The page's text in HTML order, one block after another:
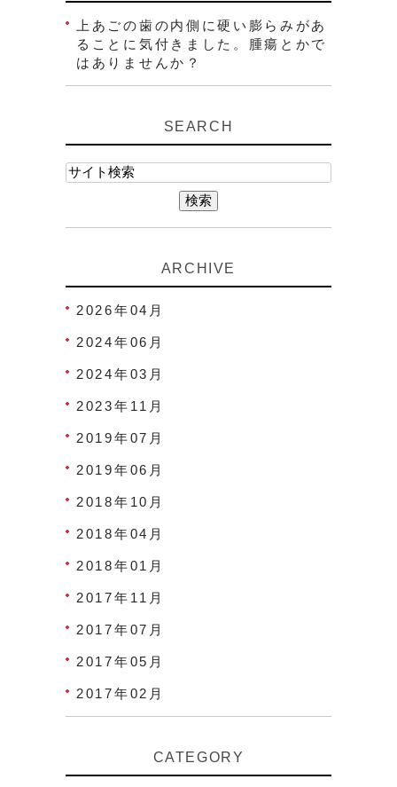
上あごの歯の内側に硬い膨らみがあ
ることに気付きました。腫瘍とかで
はありませんか？
SEARCH
ARCHIVE
2026年04月
2024年06月
2024年03月
2023年11月
2019年07月
2019年06月
2018年10月
2018年04月
2018年01月
2017年11月
2017年07月
2017年05月
2017年02月
CATEGORY